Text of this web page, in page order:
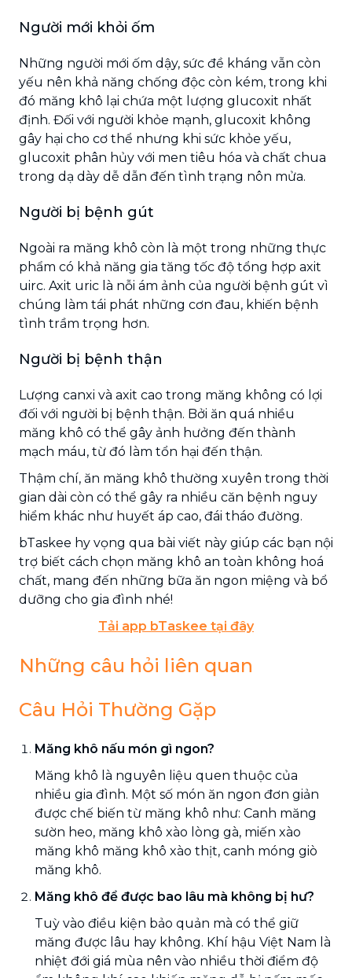
Người mới khỏi ốm
Những người mới ốm dậy, sức đề kháng vẫn còn
yếu nên khả năng chống độc còn kém, trong khi
đó măng khô lại chứa một lượng glucoxit nhất
định. Đối với người khỏe mạnh, glucoxit không
gây hại cho cơ thể nhưng khi sức khỏe yếu,
glucoxit phân hủy với men tiêu hóa và chất chua
trong dạ dày dễ dẫn đến tình trạng nôn mửa.
Người bị bệnh gút
Ngoài ra măng khô còn là một trong những thực
phẩm có khả năng gia tăng tốc độ tổng hợp axit
uirc. Axit uric là nỗi ám ảnh của người bệnh gút vì
chúng làm tái phát những cơn đau, khiến bệnh
tình trầm trọng hơn.
Người bị bệnh thận
Lượng canxi và axit cao trong măng không có lợi
đối với người bị bệnh thận. Bởi ăn quá nhiều
măng khô có thể gây ảnh hưởng đến thành
mạch máu, từ đó làm tổn hại đến thận.
Thậm chí, ăn măng khô thường xuyên trong thời
gian dài còn có thể gây ra nhiều căn bệnh nguy
hiểm khác như huyết áp cao, đái tháo đường.
bTaskee hy vọng qua bài viết này giúp các bạn nội
trợ biết cách chọn măng khô an toàn không hoá
chất, mang đến những bữa ăn ngon miệng và bổ
dưỡng cho gia đình nhé!
Tải app bTaskee tại đây
Những câu hỏi liên quan
Câu Hỏi Thường Gặp
Măng khô nấu món gì ngon?
Măng khô là nguyên liệu quen thuộc của
nhiều gia đình. Một số món ăn ngon đơn giản
được chế biến từ măng khô như: Canh măng
sườn heo, măng khô xào lòng gà, miến xào
măng khô măng khô xào thịt, canh móng giò
măng khô.
Măng khô để được bao lâu mà không bị hư?
Tuỳ vào điều kiện bảo quản mà có thể giữ
măng được lâu hay không. Khí hậu Việt Nam là
nhiệt đới giá mùa nên vào nhiều thời điểm độ